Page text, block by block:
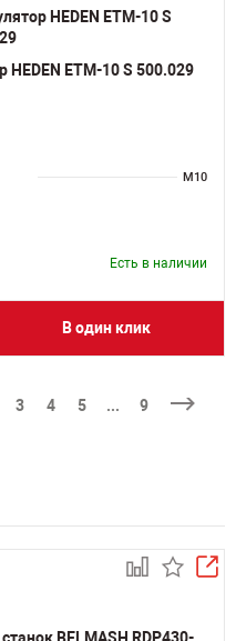
HEDEN ETM-10 S 500.029
M10
Есть в наличии
В один клик
3 4 5 ... 9